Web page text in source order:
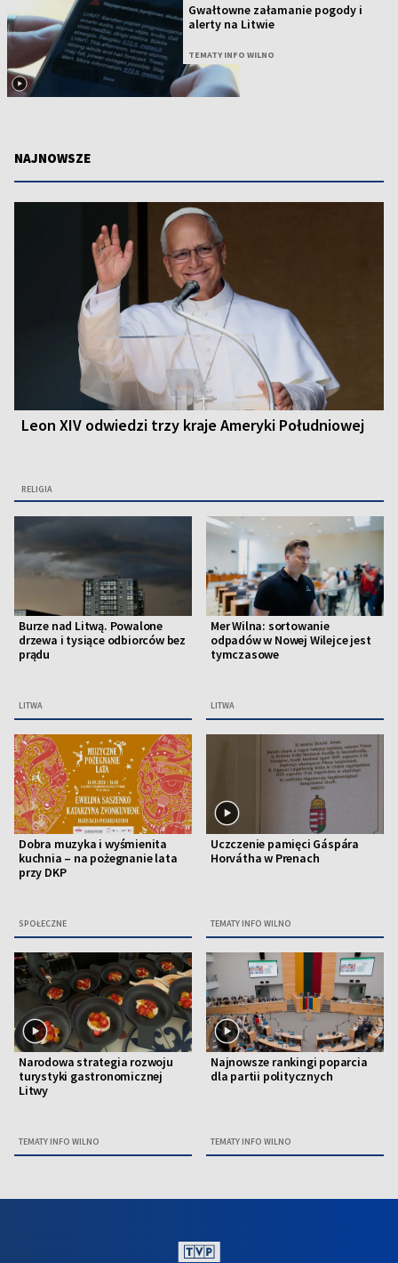
Gwałtowne załamanie pogody i
alerty na Litwie
TEMATY INFO WILNO
NAJNOWSZE
Leon XIV odwiedzi trzy kraje Ameryki Południowej
RELIGIA
Burze nad Litwą. Powalone
drzewa i tysiące odbiorców bez
prądu
LITWA
Mer Wilna: sortowanie
odpadów w Nowej Wilejce jest
tymczasowe
LITWA
Dobra muzyka i wyśmienita
kuchnia – na pożegnanie lata
przy DKP
SPOŁECZNE
Uczczenie pamięci Gáspára
Horvátha w Prenach
TEMATY INFO WILNO
Narodowa strategia rozwoju
turystyki gastronomicznej
Litwy
TEMATY INFO WILNO
Najnowsze rankingi poparcia
dla partii politycznych
TEMATY INFO WILNO